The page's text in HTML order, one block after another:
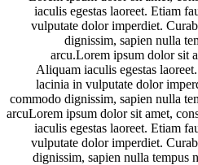
iaculis egestas laoreet. Etiam
vulputate dolor imperdiet.
dignissim, sapien nulla
arcu.Lorem ipsum dolor sit
Aliquam iaculis egestas
lacinia in vulputate dolor
commodo dignissim, sapien nulla
arcuLorem ipsum dolor sit amet,
iaculis egestas laoreet. Etiam
vulputate dolor imperdiet.
dignissim, sapien nulla tempus